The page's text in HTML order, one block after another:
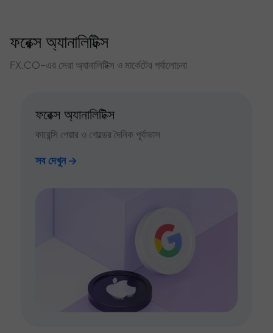
ফরেক্স অ্যানালিটিক্স
FX.CO-এর সেরা অ্যানালিটিক্স ও মার্কেটের পর্যালোচনা
ফরেক্স অ্যানালিটিক্স
কারেন্সি পেয়ার ও গোল্ডের দৈনিক পূর্বাভাস
সব দেখুন